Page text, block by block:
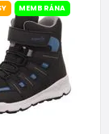
MEMBRÁNA